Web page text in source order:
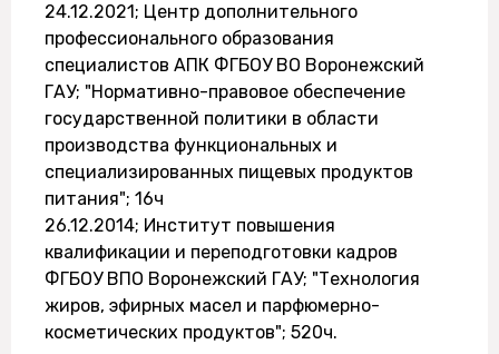
24.12.2021; Центр дополнительного
профессионального образования
специалистов АПК ФГБОУ ВО Воронежский
ГАУ; "Нормативно-правовое обеспечение
государственной политики в области
производства функциональных и
специализированных пищевых продуктов
питания"; 16ч
26.12.2014; Институт повышения
квалификации и переподготовки кадров
ФГБОУ ВПО Воронежский ГАУ; "Технология
жиров, эфирных масел и парфюмерно-
косметических продуктов"; 520ч.